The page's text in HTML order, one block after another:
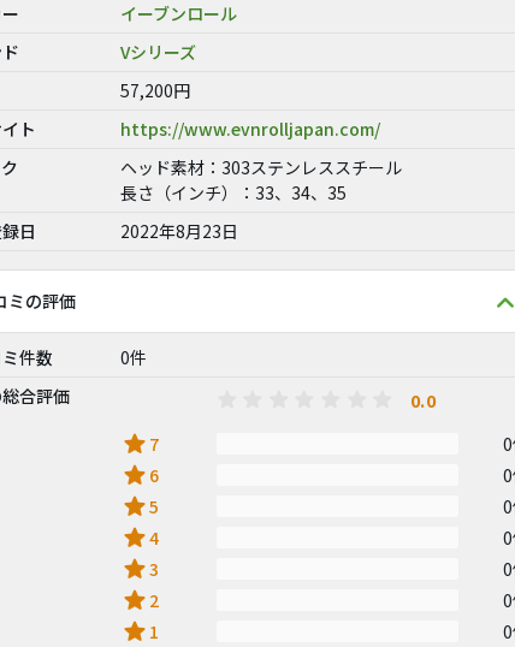
イーブンロール
Vシリーズ
57,200円
ト
https://www.evnrolljapan.com/
ヘッド素材：303ステンレススチール
長さ（インチ）：33、34、35
日
2022年8月23日
ミの評価
件数
0件
合評価
0.0
star 7
star 6
star5
star4
star3
star 2
star 1